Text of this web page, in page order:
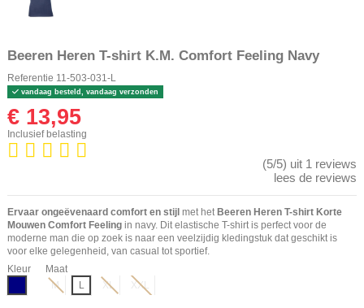
Beeren Heren T-shirt K.M. Comfort Feeling Navy
Referentie 11-503-031-L
vandaag besteld, vandaag verzonden
€ 13,95
Inclusief belasting
(5/5) uit 1 reviews
lees de reviews
Ervaar ongeëvenaard comfort en stijl met het Beeren Heren T-shirt Korte
Mouwen Comfort Feeling in navy. Dit elastische T-shirt is perfect voor de
moderne man die op zoek is naar een veelzijdig kledingstuk dat geschikt is
voor elke gelegenheid, van casual tot sportief.
Kleur
Maat
M
L XL XXL